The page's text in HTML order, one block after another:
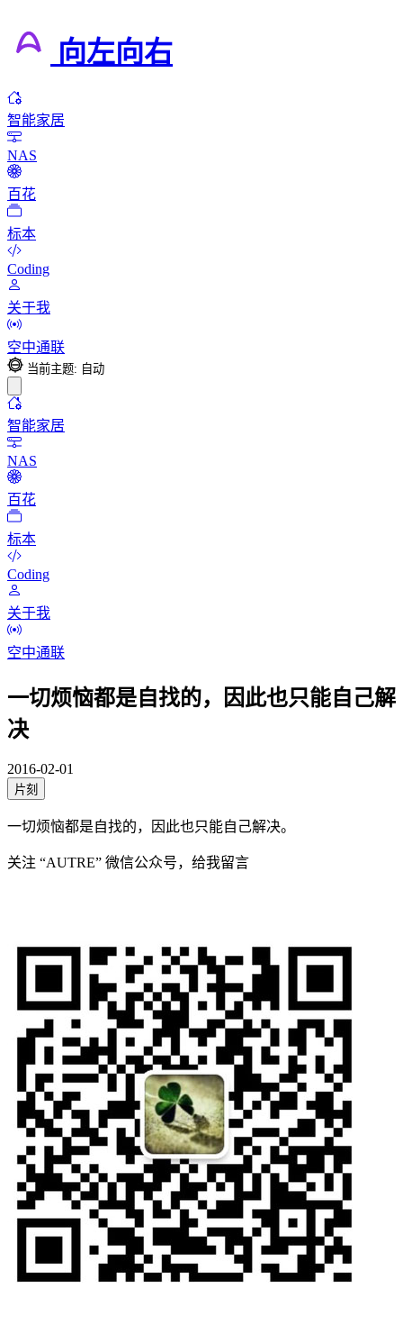
向左向右
智能家居
NAS
百花
标本
Coding
关于我
空中通联
当前主题: 自动
智能家居
NAS
百花
标本
Coding
关于我
空中通联
一切烦恼都是自找的，因此也只能自己解
决
2016-02-01
片刻
一切烦恼都是自找的，因此也只能自己解决。
关注 “AUTRE” 微信公众号，给我留言